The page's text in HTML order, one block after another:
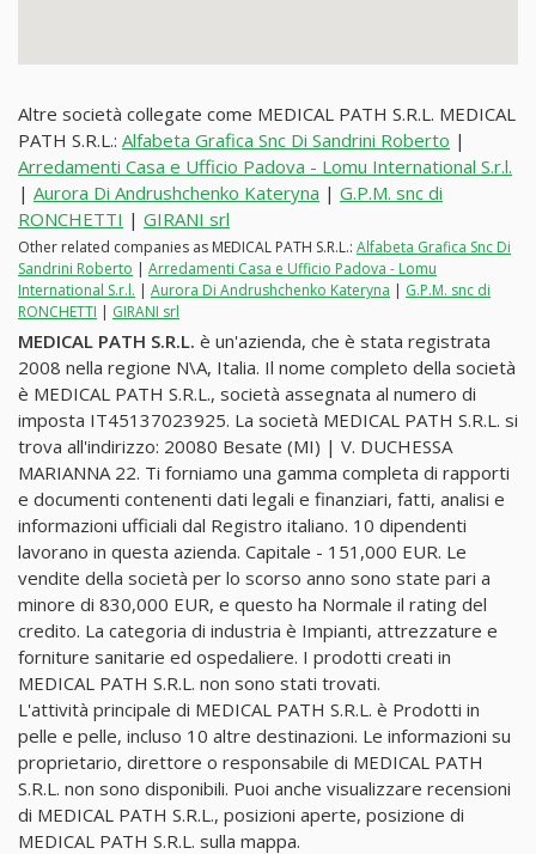
Altre società collegate come MEDICAL PATH S.R.L. MEDICAL
PATH S.R.L.: Alfabeta Grafica Snc Di Sandrini Roberto |
Arredamenti Casa e Ufficio Padova - Lomu International S.r.l.
| Aurora Di Andrushchenko Kateryna | G.P.M. snc di
RONCHETTI | GIRANI srl
Other related companies as MEDICAL PATH S.R.L.: Alfabeta Grafica Snc Di
Sandrini Roberto | Arredamenti Casa e Ufficio Padova - Lomu
International S.r.l. | Aurora Di Andrushchenko Kateryna | G.P.M. snc di
RONCHETTI | GIRANI srl
MEDICAL PATH S.R.L. è un'azienda, che è stata registrata
2008 nella regione N\A, Italia. Il nome completo della società
è MEDICAL PATH S.R.L., società assegnata al numero di
imposta IT45137023925. La società MEDICAL PATH S.R.L. si
trova all'indirizzo: 20080 Besate (MI) | V. DUCHESSA
MARIANNA 22. Ti forniamo una gamma completa di rapporti
e documenti contenenti dati legali e finanziari, fatti, analisi e
informazioni ufficiali dal Registro italiano. 10 dipendenti
lavorano in questa azienda. Capitale - 151,000 EUR. Le
vendite della società per lo scorso anno sono state pari a
minore di 830,000 EUR, e questo ha Normale il rating del
credito. La categoria di industria è Impianti, attrezzature e
forniture sanitarie ed ospedaliere. I prodotti creati in
MEDICAL PATH S.R.L. non sono stati trovati.
L'attività principale di MEDICAL PATH S.R.L. è Prodotti in
pelle e pelle, incluso 10 altre destinazioni. Le informazioni su
proprietario, direttore o responsabile di MEDICAL PATH
S.R.L. non sono disponibili. Puoi anche visualizzare recensioni
di MEDICAL PATH S.R.L., posizioni aperte, posizione di
MEDICAL PATH S.R.L. sulla mappa.